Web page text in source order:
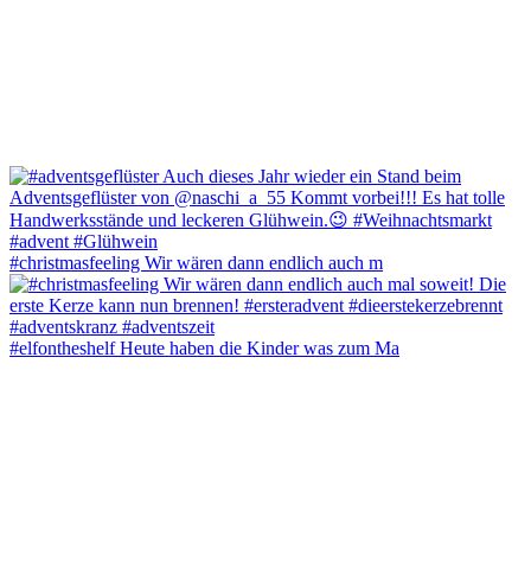
#christmasfeeling Wir wären dann endlich auch m
#elfontheshelf Heute haben die Kinder was zum Ma